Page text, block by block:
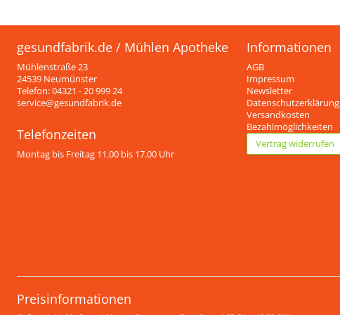
gesundfabrik.de / Mühlen Apotheke
Mühlenstraße 23
24539 Neumünster
Telefon: 04321 - 20 999 24
service@gesundfabrik.de
Telefonzeiten
Montag bis Freitag 11.00 bis 17.00 Uhr
Informationen
AGB
Impressum
Newsletter
Datenschutzerklärung
Versandkosten
Bezahlmöglichkeiten
Vertrag widerrufen
Preisinformationen